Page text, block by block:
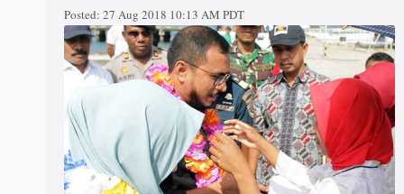
Posted: 27 Aug 2018 10:13 AM PDT